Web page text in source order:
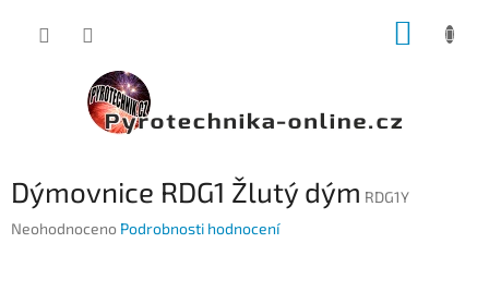
Dýmovnice RDG1 Žlutý dým RDG1Y
Průměrné
Neohodnoceno Podrobnosti hodnocení